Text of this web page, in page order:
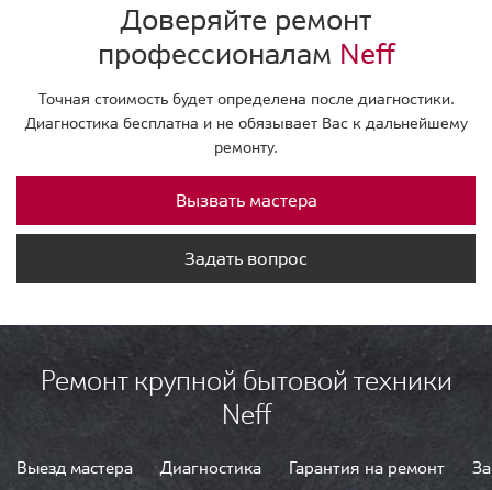
Доверяйте ремонт
профессионалам Neff
Точная стоимость будет определена после диагностики.
Диагностика бесплатна и не обязывает Вас к дальнейшему
ремонту.
Вызвать мастера
Задать вопрос
Ремонт крупной бытовой техники
Neff
Выезд мастера Диагностика Гарантия на ремонт